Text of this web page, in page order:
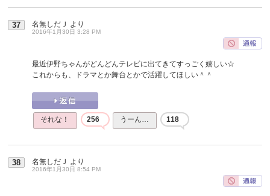
37 名無しだＪ より
2016年1月30日 3:28 PM
最近伊野ちゃんがどんどんテレビに出てきてすっごく嬉しい☆
これからも、ドラマとか舞台とかで活躍してほしい＾＾
それな！ 256 うーん… 118
38 名無しだＪ より
2016年1月30日 8:54 PM